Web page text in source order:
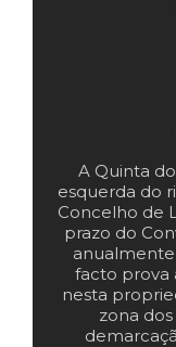
A Quinta
esquerda do
Concelho de
prazo do
facto prova
nesta
zona